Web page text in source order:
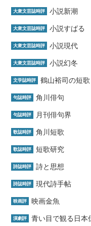
大衆文芸誌時評 小説新潮
大衆文芸誌時評 小説すばる
大衆文芸誌時評 小説現代
大衆文芸誌時評 小説幻冬
文学誌時評 鶴山裕司の短
句誌時評 角川俳句
句誌時評 月刊俳句界
歌誌時評 角川短歌
歌誌時評 短歌研究
詩誌時評 詩と思想
詩誌時評 現代詩手帖
映画評 映画金魚
演劇評 青い目で観る日